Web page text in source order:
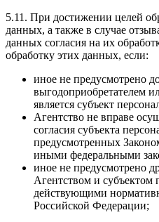
5.11. При достижении целей
данных, а также в случае
данных согласия на их
обработку этих данных, если:
иное не предусмотрено
выгодоприобретателем
является субъект
Агентство не вправе
согласия субъекта
предусмотренных
иными федеральными
иное не предусмотрено
Агентством и субъектом
действующими
Российской Федерации;